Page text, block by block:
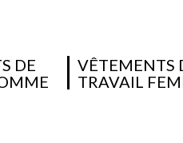
DE
VÊTEMENTS
TRAVAIL